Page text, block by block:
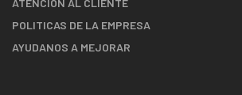
ATENCION AL CLIENTE
POLITICAS DE LA EMPRESA
AYUDANOS A MEJORAR